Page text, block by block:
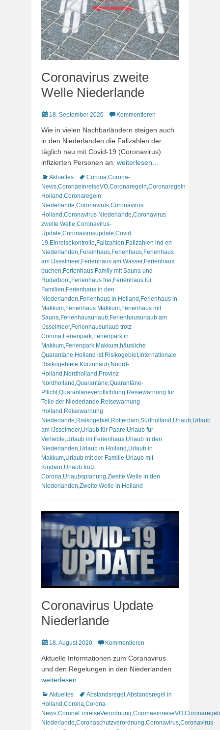
Coronavirus zweite
Welle Niederlande
Veröffentlicht
18. September 2020 Kommentieren
Wie in vielen Nachbarländern steigen auch
in den Niederlanden die Fallzahlen der
täglich neu mit Covid-19 (Coronavirus)
infizierten Personen an. weiterlesen…
Kategorien
Aktuelles Schlagworte
Corona Corona-
News CoronaeinreiseVO Coronaregeln Coronaregeln
Holland Coronaregeln
Niederlande Coronavirus Coronavirus
Holland Coronavirus Niederlande Coronavirus
zweite Welle Coronavirus-
Update Coronavirusupdate Covid
19 Einreisekontrolle Fallzahlen Fallzahlen ind en
Niederlanden Fereinhaus Ferienhaus Ferienhaus
am IJsselmeer, Ferienhaus am Wasser, Ferienhaus
buchen Ferienhaus Family mit Sauna und
Ruderboot, Ferienhaus frei Ferienhaus für
Familien Ferienhaus in den
Niederlanden Ferienhaus in Holland Ferienhaus in
Makkum Ferienhaus Makkum Ferienhaus mit
Sauna Ferienhausurlaub Ferienhausurlaub am
IJsselmeer, Ferienhausurlaub trotz
Corona Ferienpark Ferienpark in
Makkum Ferienpark Makkum häusliche
Quarantäne Holland ist Risikogebiet,internationale
Risikogebiete Kurzurlaub Noord-
Holland Nordholland Provinz
Nordholland Quarantäne Quarantäne-
Pflicht,Quarantäneverpflichtung Reisewarnung für
Teile der Niederlande Reisewarnung
Holland Reisewarnung
Niederlande Risikogebiet, Rotterdam Südholland Urlaub Urlaub
am IJsselmeer, Urlaub für Paare Urlaub für
Verliebte Urlaub im Ferienhaus Urlaub in den
Niederlanden Urlaub in Holland Urlaub in
Makkum Urlaub mit der Familie Urlaub mit
Kindern Urlaub trotz
Corona Urlaubsplanung Zweite Welle in den
Niederlanden Zweite Welle in Holland
Coronavirus Update
Niederlande
Veröffentlicht
18. August 2020 Kommentieren
Aktuelle Informationen zum Coranavirus
und den Regelungen in den Niederlanden
weiterlesen…
Kategorien
Aktuelles Schlagworte
Abstandsregel ,Abstandsregel in
Holland ,Corona,Corona-
News,CoronaEinreiseVerordnung,CoronaeinreiseVO,
Niederlande,Coronaschutzverordnung,Coronavirus,Coronavirus-